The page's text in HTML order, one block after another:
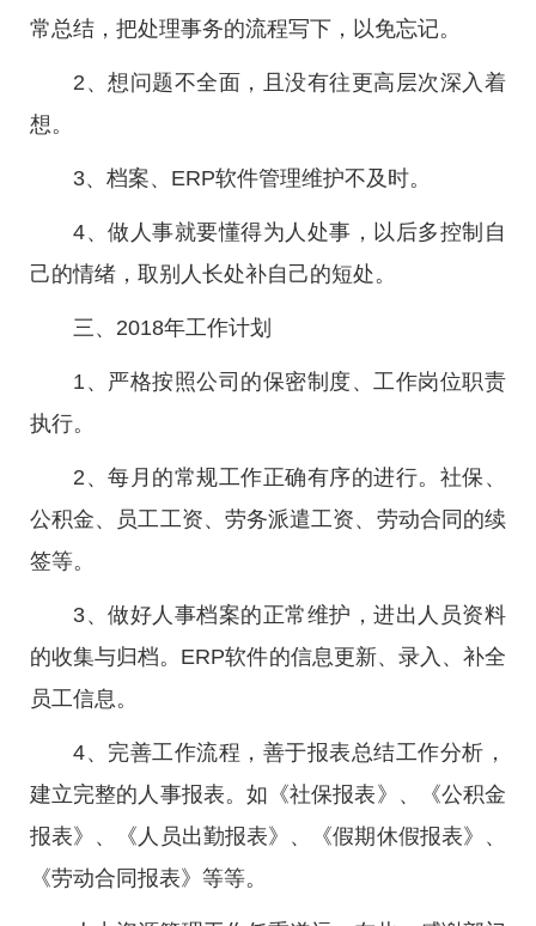
常总结，把处理事务的流程写下，以免忘记。
2、想问题不全面，且没有往更高层次深入着
想。
3、档案、ERP软件管理维护不及时。
4、做人事就要懂得为人处事，以后多控制自
己的情绪，取别人长处补自己的短处。
三、2018年工作计划
1、严格按照公司的保密制度、工作岗位职责
执行。
2、每月的常规工作正确有序的进行。社保、
公积金、员工工资、劳务派遣工资、劳动合同的续
签等。
3、做好人事档案的正常维护，进出人员资料
的收集与归档。ERP软件的信息更新、录入、补全
员工信息。
4、完善工作流程，善于报表总结工作分析，
建立完整的人事报表。如《社保报表》、《公积金
报表》、《人员出勤报表》、《假期休假报表》、
《劳动合同报表》等等。